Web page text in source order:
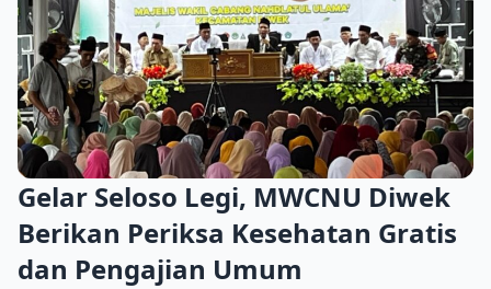
Gelar Seloso Legi, MWCNU Diwek
Berikan Periksa Kesehatan Gratis
dan Pengajian Umum